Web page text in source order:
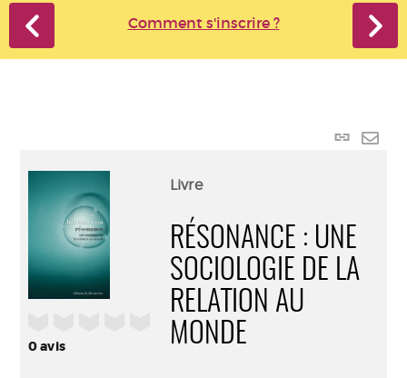
Comment s'inscrire ?
Lien
0avis
Livre
RÉSONANCE : UNE
SOCIOLOGIE DE LA
RELATION AU
MONDE